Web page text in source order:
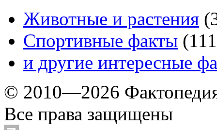
Животные и растения (
Спортивные факты (111
и другие интересные
© 2010—2026
Все права защищены